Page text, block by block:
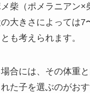
柴（ポメラニアン×
大きさによっては7
も考えられます。
合には、その体重
た子を選ぶのがお